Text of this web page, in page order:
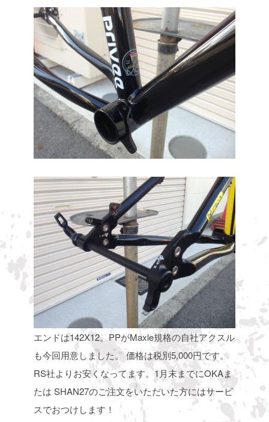
エンドは142X12。PPがMaxle規格の自社アクスル
も今回用意しました。価格は税別5,000円です。
RS社よりお安くなってます。1月末までにOKAま
たは SHAN27のご注文をいただいた方にはサービ
スでおつけします！